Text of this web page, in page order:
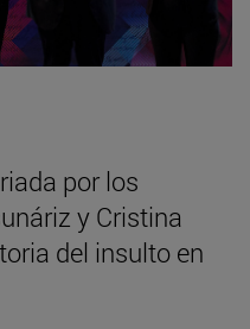
por los
y Cristina
del insulto en